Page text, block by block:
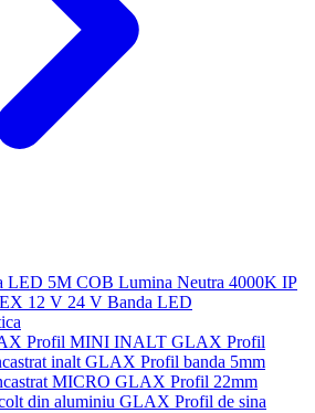
LED 5M COB Lumina Neutra 4000K IP
12 V 24 V Banda LED
Profil MINI INALT GLAX Profil
inalt GLAX Profil banda 5mm
MICRO GLAX Profil 22mm
din aluminiu GLAX Profil de sina